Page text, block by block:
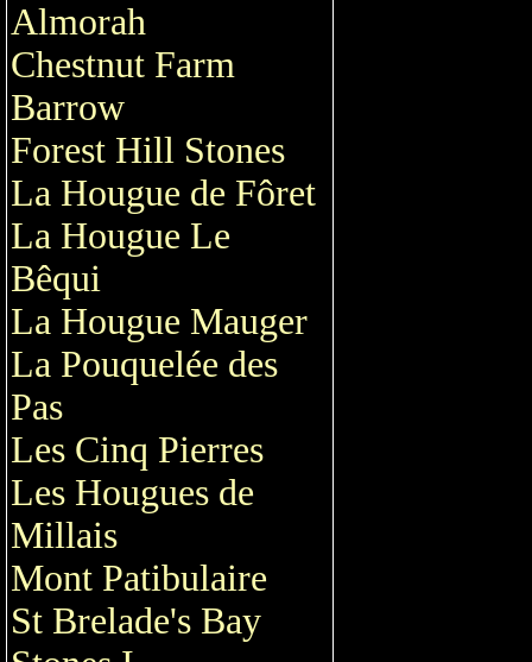
Almorah
Chestnut Farm
Barrow
Forest Hill Stones
La Hougue de Fôret
La Hougue Le
Bêqui
La Hougue Mauger
La Pouquelée des
Pas
Les Cinq Pierres
Les Hougues de
Millais
Mont Patibulaire
St Brelade's Bay